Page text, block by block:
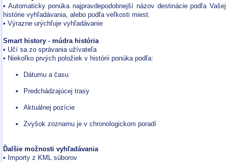
• Automaticky ponúka najpravdepodobnejší názov destinácie podľa Vašej
histórie vyhľadávania, alebo podľa veľkosti miest.
• Výrazne urýchľuje vyhľadávanie
Smart history - múdra história
• Učí sa zo správania užívateľa
• Niekoľko prvých položiek v histórii ponúka podľa:
Dátumu a času
Predchádzajúcej trasy
Aktuálnej pozície
Zvyšok zoznamu je v chronologickom poradí
Ďalšie možnosti vyhľadávania
• Importy z KML súborov